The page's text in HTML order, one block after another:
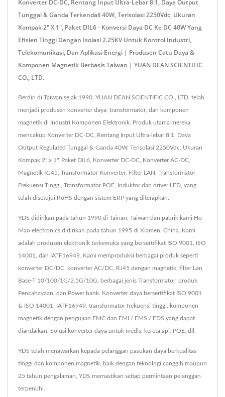
Konverter DC-DC, Rentang Input Ultra-Lebar 8:1, Daya Output
Tunggal & Ganda Terkendali 40W, Terisolasi 2250Vdc, Ukuran
Kompak 2" X 1", Paket DIL6 - Konversi Daya DC Ke DC 40W Yang
Efisien Tinggi Dengan Isolasi 2.25KV Untuk Kontrol Industri,
Telekomunikasi, Dan Aplikasi Energi | Produsen Catu Daya &
Komponen Magnetik Berbasis Taiwan | YUAN DEAN SCIENTIFIC
CO., LTD.
Berdiri di Taiwan sejak 1990, YUAN DEAN SCIENTIFIC CO., LTD. telah
menjadi produsen konverter daya, transformator, dan komponen
magnetik di Industri Komponen Elektronik. Produk utama mereka
mencakup Konverter DC-DC, Rentang Input Ultra-lebar 8:1, Daya
Output Regulated Tunggal & Ganda 40W, Terisolasi 2250Vdc, Ukuran
Kompak 2" x 1", Paket DIL6, Konverter DC-DC, Konverter AC-DC,
Magnetik RJ45, Transformator Konverter, Filter LAN, Transformator
Frekuensi Tinggi, Transformator POE, Induktor dan driver LED, yang
telah disetujui RoHS dengan sistem ERP yang diterapkan.
YDS didirikan pada tahun 1990 di Tainan, Taiwan dan pabrik kami Ho
Mao electronics didirikan pada tahun 1995 di Xiamen, China. Kami
adalah produsen elektronik terkemuka yang bersertifikat ISO 9001, ISO
14001, dan IATF16949. Kami memproduksi berbagai produk seperti
konverter DC/DC, konverter AC/DC, RJ45 dengan magnetik, filter Lan
Base-T 10/100/1G/2.5G/10G, berbagai jenis Transformator, produk
Pencahayaan, dan Power bank. Konverter daya bersertifikat ISO 9001
& ISO 14001, IATF16949, transformator frekuensi tinggi, komponen
magnetik dengan pengujian EMC dan EMI / EMS / EDS yang dapat
diandalkan. Solusi konverter daya untuk medis, kereta api, POE, dll.
YDS telah menawarkan kepada pelanggan pasokan daya berkualitas
tinggi dan komponen magnetik, baik dengan teknologi canggih maupun
25 tahun pengalaman, YDS memastikan setiap permintaan pelanggan
terpenuhi.